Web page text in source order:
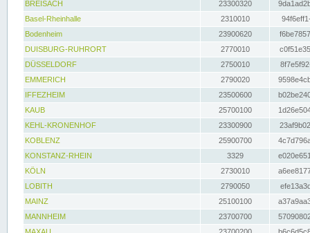
BREISACH
23300320
Basel-Rheinhalle
2310010
Bodenheim
23900620
DUISBURG-RUHRORT
2770010
DÜSSELDORF
2750010
EMMERICH
2790020
IFFEZHEIM
23500600
KAUB
25700100
KEHL-KRONENHOF
23300900
KOBLENZ
25900700
KONSTANZ-RHEIN
3329
KÖLN
2730010
LOBITH
2790050
MAINZ
25100100
MANNHEIM
23700700